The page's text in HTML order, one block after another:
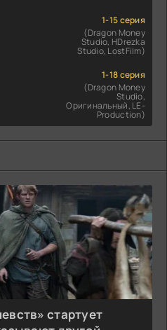
1-15 серия
(Dragon Money
Studio, HDrezka
Studio, LostFilm)
1-18 серия
(Dragon Money
Studio,
Оригинальный, LE-
Production)
стартует